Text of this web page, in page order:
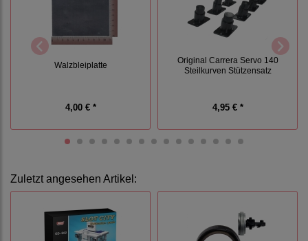
Walzbleiplatte
4,00 € *
Original Carrera Servo 140
Steilkurven Stützensatz
4,95 € *
Zuletzt angesehen Artikel: